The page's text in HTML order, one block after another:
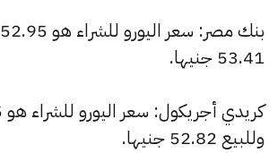
53.41 جنيها.
وللبيع 52.82 جنيها.